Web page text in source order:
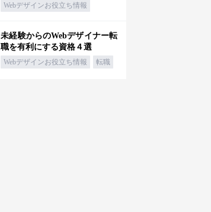
Webデザインお役立ち情報
未経験からのWebデザイナー転
職を有利にする資格４選
Webデザインお役立ち情報 転職